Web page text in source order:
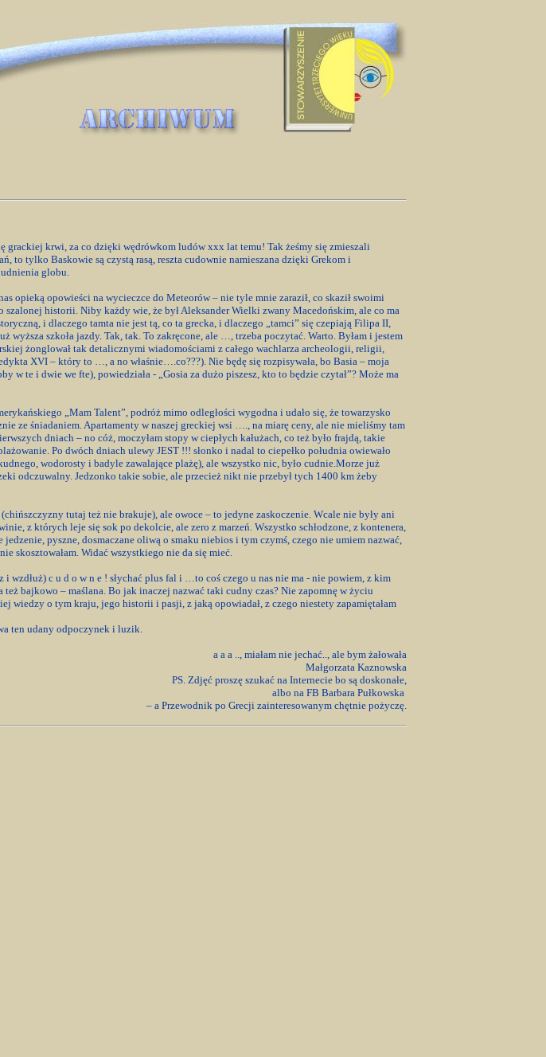
grackiej krwi, za co dzięki wędrówkom ludów xxx lat temu! Tak żeśmy się zmieszali
to tylko Baskowie są czystą rasą, reszta cudownie namieszana dzięki Grekom i
globu.
opieką opowieści na wycieczce do Meteorów – nie tyle mnie zaraził, co skaził swoimi
szalonej historii. Niby każdy wie, że był Aleksander Wielki zwany Macedońskim, ale co ma
i dlaczego tamta nie jest tą, co ta grecka, i dlaczego „tamci” się czepiają Filipa II,
wyższa szkoła jazdy. Tak, tak. To zakręcone, ale …, trzeba poczytać. Warto. Byłam i jestem
żonglował tak detalicznymi wiadomościami z całego wachlarza archeologii, religii,
XVI – który to …, a no właśnie….co???). Nie będę się rozpisywała, bo Basia – moja
w te i dwie we fte), powiedziała - „Gosia za dużo piszesz, kto to będzie czytał”? Może ma
„Mam Talent”, podróż mimo odległości wygodna i udało się, że towarzysko
ze śniadaniem. Apartamenty w naszej greckiej wsi …., na miarę ceny, ale nie mieliśmy tam
dniach – no cóż, moczyłam stopy w ciepłych kałużach, co też było frajdą, takie
Po dwóch dniach ulewy JEST !!! słonko i nadal to ciepełko południa owiewało
wodorosty i badyle zawalające plażę), ale wszystko nic, było cudnie.Morze już
odczuwalny. Jedzonko takie sobie, ale przecież nikt nie przebył tych 1400 km żeby
tutaj też nie brakuje), ale owoce – to jedyne zaskoczenie. Wcale nie były ani
z których leje się sok po dekolcie, ale zero z marzeń. Wszystko schłodzone, z kontenera,
pyszne, dosmaczane oliwą o smaku niebios i tym czymś, czego nie umiem nazwać,
skosztowałam. Widać wszystkiego nie da się mieć.
c u d o w n e ! słychać plus fal i …to coś czego u nas nie ma - nie powiem, z kim
bajkowo – maślana. Bo jak inaczej nazwać taki cudny czas? Nie zapomnę w życiu
wiedzy o tym kraju, jego historii i pasji, z jaką opowiadał, z czego niestety zapamiętałam
ten udany odpoczynek i luzik.
a a a .., miałam nie jechać.., ale bym żałowała
Małgorzata Kaznowska
PS. Zdjęć proszę szukać na Internecie bo są doskonałe,
albo na FB Barbara Pułkowska
– a Przewodnik po Grecji zainteresowanym chętnie pożyczę.